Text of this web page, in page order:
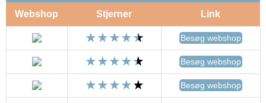
Webshop Stjerner Link
Besøg webshop
Besøg webshop
Besøg webshop